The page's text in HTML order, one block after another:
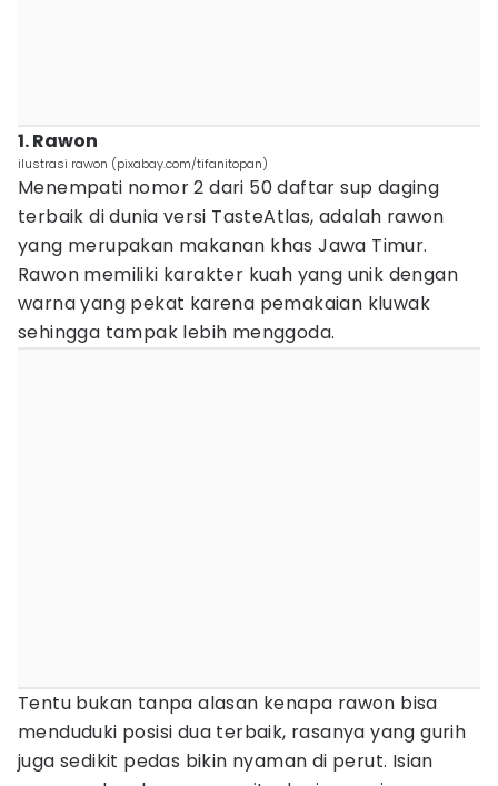
1. Rawon
ilustrasi rawon (pixabay.com/tifanitopan)
Menempati nomor 2 dari 50 daftar sup daging
terbaik di dunia versi TasteAtlas, adalah rawon
yang merupakan makanan khas Jawa Timur.
Rawon memiliki karakter kuah yang unik dengan
warna yang pekat karena pemakaian kluwak
sehingga tampak lebih menggoda.
Tentu bukan tanpa alasan kenapa rawon bisa
menduduki posisi dua terbaik, rasanya yang gurih
juga sedikit pedas bikin nyaman di perut. Isian